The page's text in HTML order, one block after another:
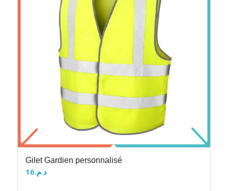
Gilet Gardien personnalisé
د.م.16